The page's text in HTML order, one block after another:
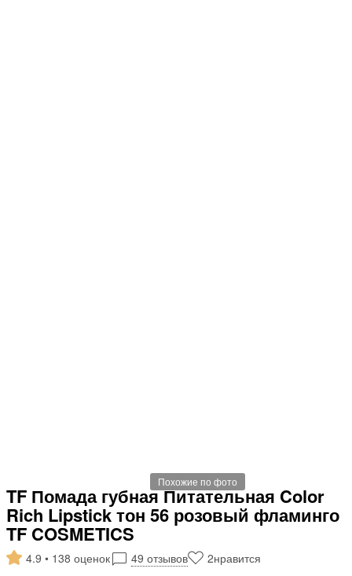
Похожие по фото
TF Помада губная Питательная Color
Rich Lipstick тон 56 розовый фламинго
TF COSMETICS
4.9 • 138 оценок 49 отзывов 2нравится